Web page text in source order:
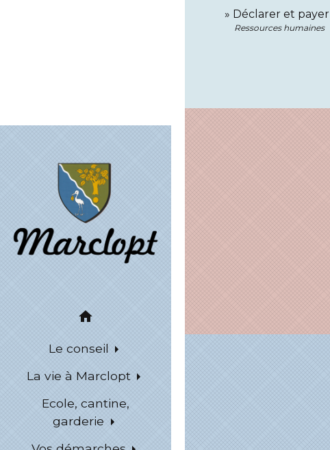
home
Le conseil
La vie à Marclopt
Ecole, cantine,
garderie
Déclarer et payer
Ressources humaines